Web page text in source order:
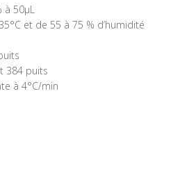
à 50µL
et de 55 à 75 % d’humidité
384 puits
à 4°C/min